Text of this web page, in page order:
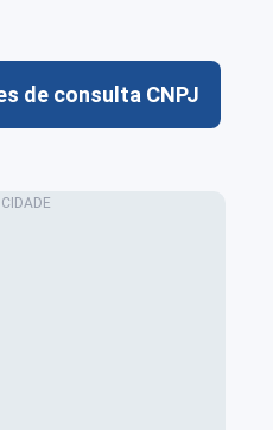
de consulta CNPJ